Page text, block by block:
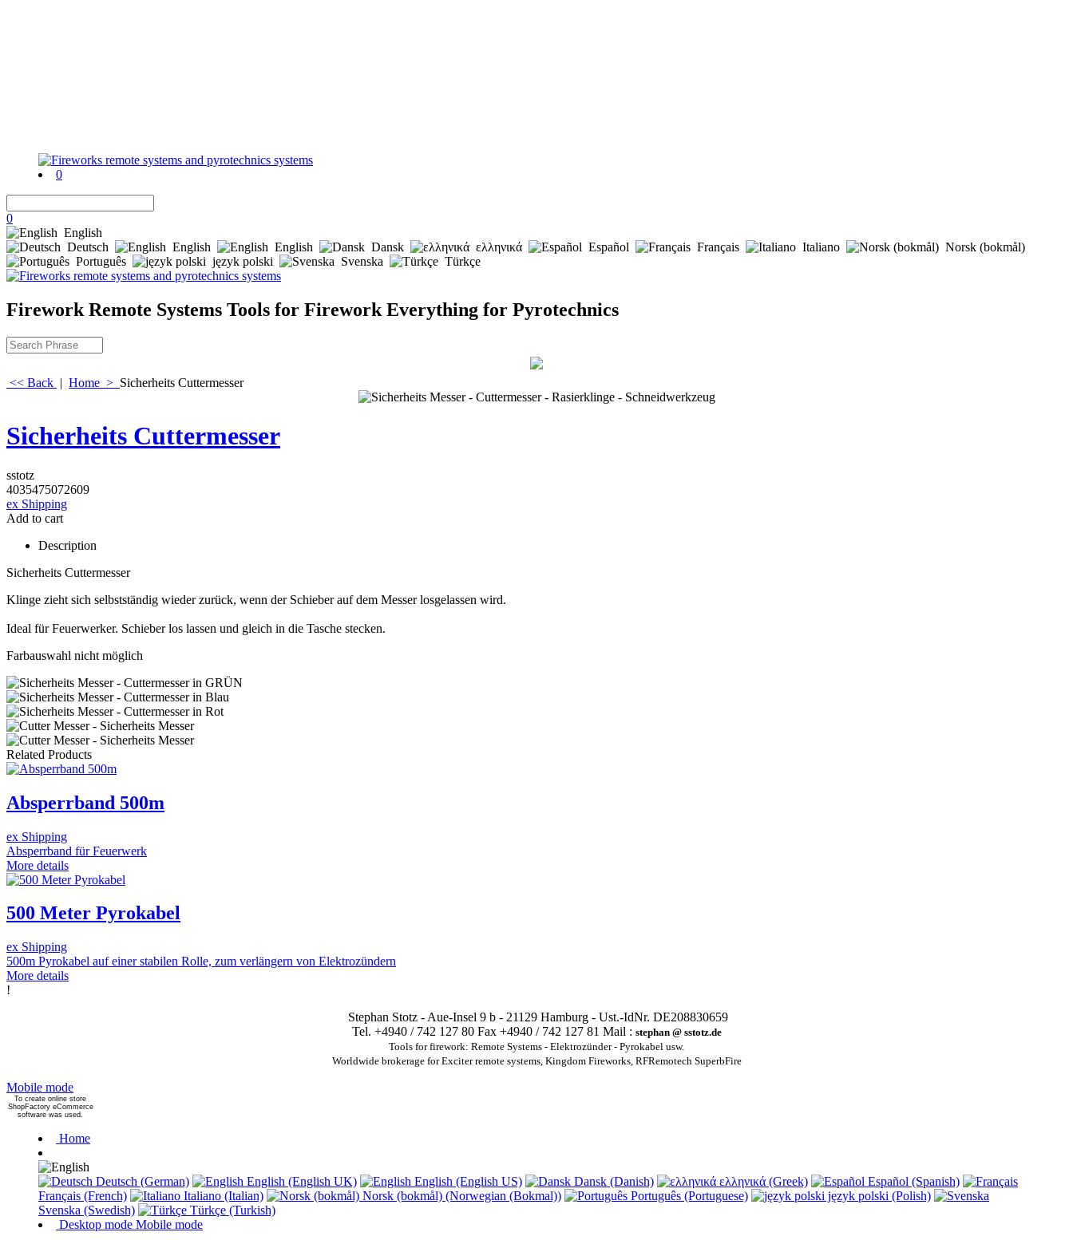
0
0
English
Deutsch
English English Dansk ελληνικά Español Français Italiano
Norsk (bokmål)
Português
język polski Svenska Türkçe
Firework Remote Systems Tools for Firework Everything for Pyrotechnics
<< Back | Home > Sicherheits Cuttermesser
Sicherheits Cuttermesser
sstotz
4035475072609
ex Shipping
Add to cart
Description
Sicherheits Cuttermesser
Klinge zieht sich selbstständig wieder zurück, wenn der Schieber auf dem Messer losgelassen wird.
Ideal für Feuerwerker. Schieber los lassen und gleich in die Tasche stecken.
Farbauswahl nicht möglich
Related Products
Absperrband 500m
ex Shipping
Absperrband für Feuerwerk
More details
500 Meter Pyrokabel
ex Shipping
500m Pyrokabel auf einer stabilen Rolle, zum verlängern von Elektrozündern
More details
!
Stephan Stotz - Aue-Insel 9 b - 21129 Hamburg - Ust.-IdNr. DE208830659
Tel. +4940 / 742 127 80 Fax +4940 / 742 127 81 Mail : stephan @ sstotz.de
Tools for firework: Remote Systems - Elektrozünder - Pyrokabel usw.
Worldwide brokerage for Exciter remote systems, Kingdom Fireworks, RFRemotech SuperbFire
Mobile mode
To create online store
ShopFactory eCommerce
software was used.
Home
Deutsch (German) English (English UK) English (English US) Dansk (Danish) ελληνικά (Greek)
Español (Spanish)
Français (French)
Italiano (Italian) Norsk (bokmål) (Norwegian (Bokmal)) Português (Portuguese)
język polski (Polish)
Svenska (Swedish)
Türkçe (Turkish)
Desktop mode Mobile mode